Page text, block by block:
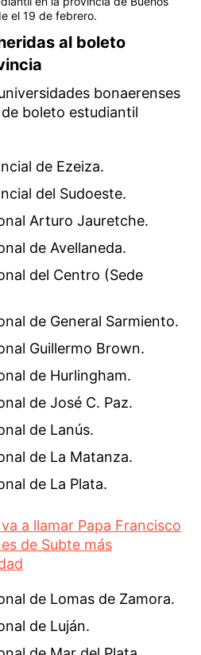
el 19 de febrero.
al boleto
bonaerenses
boleto estudiantil
de Ezeiza.
del Sudoeste.
Arturo Jauretche.
de Avellaneda.
del Centro (Sede
de General Sarmiento.
Guillermo Brown.
de Hurlingham.
de José C. Paz.
de Lanús.
de La Matanza.
de La Plata.
a llamar Papa Francisco
de Subte más
de Lomas de Zamora.
de Luján.